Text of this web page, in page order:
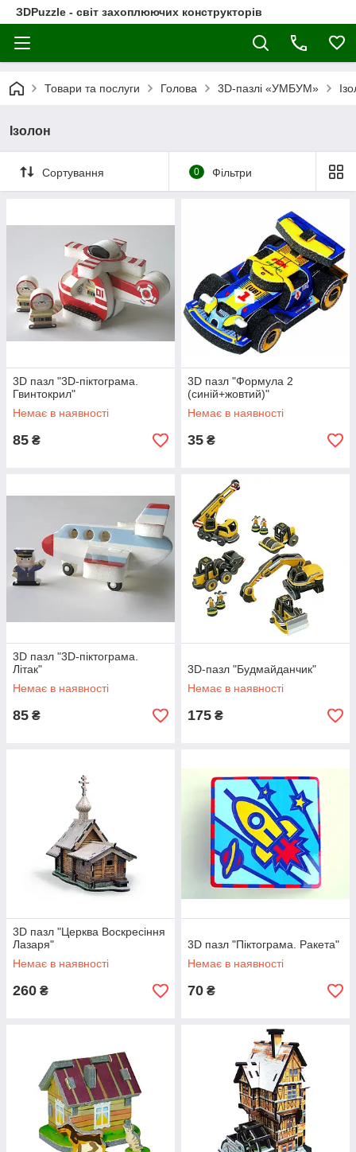
ЗDPuzzle - світ захоплюючих конструкторів
Товари та послуги Голова 3D-пазлі «УМБУМ»
Ізолон
Сортування 0 Фільтри
3D пазл "3D-піктограма.
Гвинтокрил"
Немає в наявності
85 ₴
3D пазл "Формула 2
(синій+жовтий)"
Немає в наявності
35 ₴
3D пазл "3D-піктограма.
Літак"
Немає в наявності
85 ₴
3D-пазл "Будмайданчик"
Немає в наявності
175 ₴
3D пазл "Церква Воскресіння
Лазаря"
Немає в наявності
260 ₴
3D пазл "Піктограма. Ракета"
Немає в наявності
70 ₴